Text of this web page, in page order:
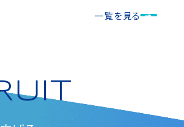
一覧を見る